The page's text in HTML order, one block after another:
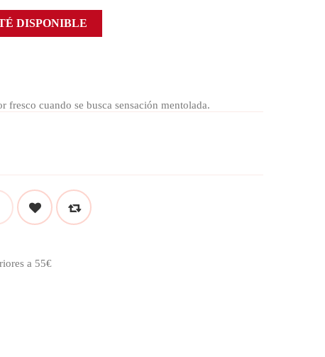
DISPONIBLE
fresco cuando se busca sensación mentolada.
a 55€